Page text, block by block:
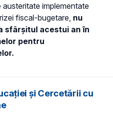
implementate
fiscal-bugetare, nu
sfârșitul acestui an în
pentru
și Cercetării cu